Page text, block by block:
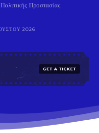
Προστασίας
2026